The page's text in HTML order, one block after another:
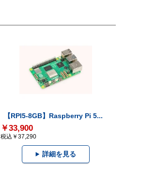
【RPI5-8GB】Raspberry Pi 5...
￥33,900
税込￥37,290
詳細を見る